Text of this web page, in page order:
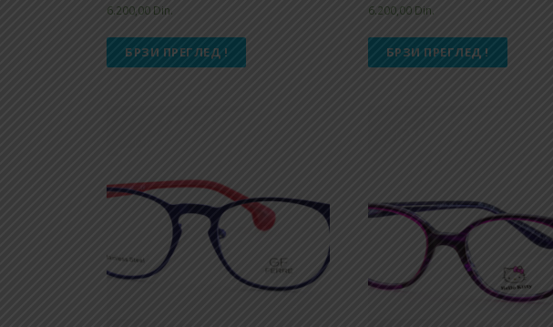
6.200,00 Din.
БРЗИ ПРЕГЛЕД !
6.200,00 Din.
БРЗИ ПРЕГЛЕД !